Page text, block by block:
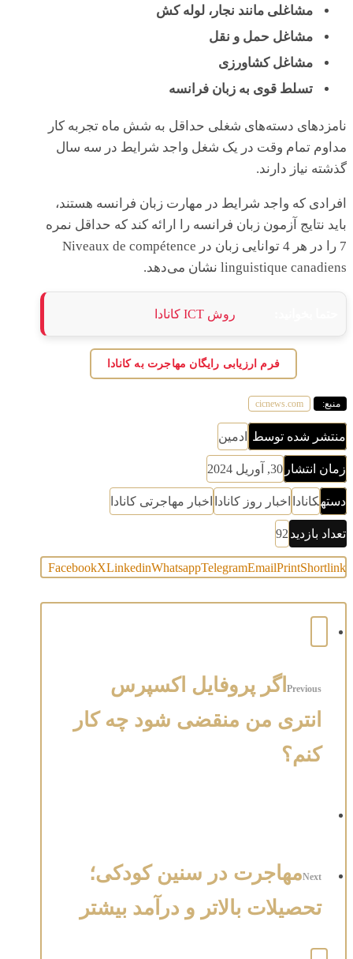
مشاغلی مانند نجار، لوله کش
مشاغل حمل و نقل
مشاغل کشاورزی
تسلط قوی به زبان فرانسه
نامزدهای دسته‌های شغلی حداقل به شش ماه تجربه کار
مداوم تمام وقت در یک شغل واجد شرایط در سه سال
گذشته نیاز دارند.
افرادی که واجد شرایط در مهارت زبان فرانسه هستند،
باید نتایج آزمون زبان فرانسه را ارائه کند که حداقل نمره
7 را در هر 4 توانایی زبان در Niveaux de compétence
linguistique canadiens نشان می‌دهد.
روش ICT کانادا
فرم ارزیابی رایگان مهاجرت به کانادا
منبع: cicnews.com
منتشر شده توسط ادمین
زمان انتشار 30, آوریل 2024
دستهکانادا اخبار روز کانادا اخبار مهاجرتی کانادا
تعداد بازدید 92
FacebookXLinkedinWhatsappTelegramEmailPrintShortlink
Previous اگر پروفایل اکسپرس
انتری من منقضی شود چه کار
کنم؟
Nextمهاجرت در سنین کودکی؛
تحصیلات بالاتر و درآمد بیشتر